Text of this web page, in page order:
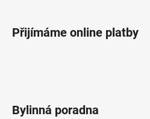
Přijímáme online platby
Bylinná poradna